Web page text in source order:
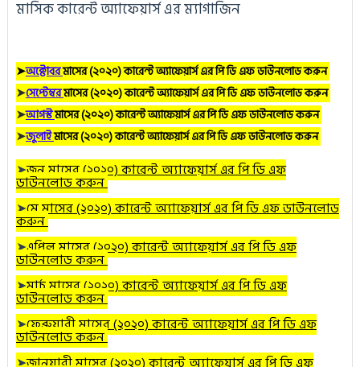
মাসিক কারেন্ট অ্যাফেয়ার্স এর ম্যাগাজিন
➤অক্টোবরমাসের (২০২০) কারেন্ট অ্যাফেয়ার্স এর পি ডি এফ ডাউনলোড করুন
➤সেপ্টেম্বরমাসের (২০২০) কারেন্ট অ্যাফেয়ার্স এর পি ডি এফ ডাউনলোড করুন
➤আগস্টমাসের (২০২০) কারেন্ট অ্যাফেয়ার্স এর পি ডি এফ ডাউনলোড করুন
➤জুলাইমাসের (২০২০) কারেন্ট অ্যাফেয়ার্স এর পি ডি এফ ডাউনলোড করুন
➤জুনমাসের (২০২০) কারেন্ট অ্যাফেয়ার্স এর পি ডি এফ
ডাউনলোড করুন
➤মেমাসের (২০২০) কারেন্ট অ্যাফেয়ার্স এর পি ডি এফ ডাউনলোড
করুন
➤এপ্রিলমাসের (২০২০) কারেন্ট অ্যাফেয়ার্স এর পি ডি এফ
ডাউনলোড করুন
➤মার্চমাসের (২০২০) কারেন্ট অ্যাফেয়ার্স এর পি ডি এফ
ডাউনলোড করুন
➤ফেব্রুয়ারীমাসের (২০২০) কারেন্ট অ্যাফেয়ার্স এর পি ডি এফ
ডাউনলোড করুন